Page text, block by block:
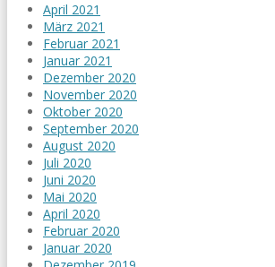
April 2021
März 2021
Februar 2021
Januar 2021
Dezember 2020
November 2020
Oktober 2020
September 2020
August 2020
Juli 2020
Juni 2020
Mai 2020
April 2020
Februar 2020
Januar 2020